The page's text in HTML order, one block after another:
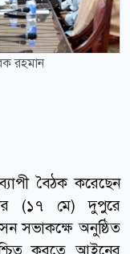
রহমান
বৈঠক করেছেন
(১৭ মে) দুপুরে
সভাকক্ষে অনুষ্ঠিত